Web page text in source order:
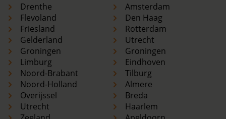
Drenthe
Flevoland
Friesland
Gelderland
Groningen
Limburg
Noord-Brabant
Noord-Holland
Overijssel
Utrecht
Amsterdam
Den Haag
Rotterdam
Utrecht
Groningen
Eindhoven
Tilburg
Almere
Breda
Haarlem